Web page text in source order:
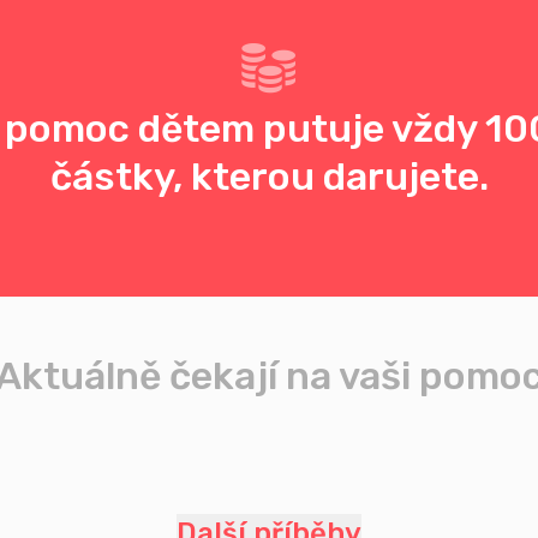
dětem putuje vždy
částky, kterou darujete.
čekají na vaši